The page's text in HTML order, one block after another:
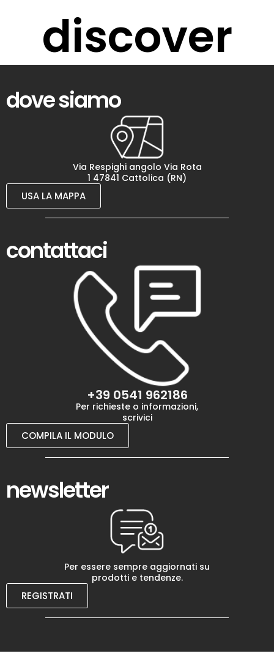
discover
dove siamo
Via Respighi angolo Via Rota
1 47841 Cattolica (RN)
USA LA MAPPA
contattaci
+39 0541 962186
Per richieste o informazioni,
scrivici
COMPILA IL MODULO
newsletter
Per essere sempre aggiornati su
prodotti e tendenze.
REGISTRATI